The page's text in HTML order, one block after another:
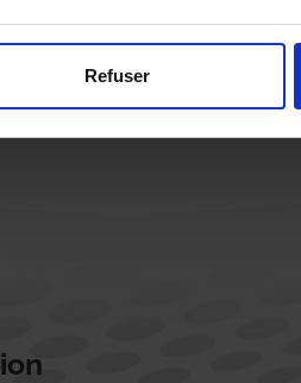
Refuser